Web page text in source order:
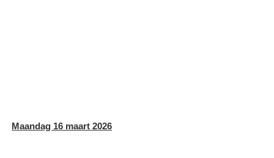
Maandag 16 maart 2026